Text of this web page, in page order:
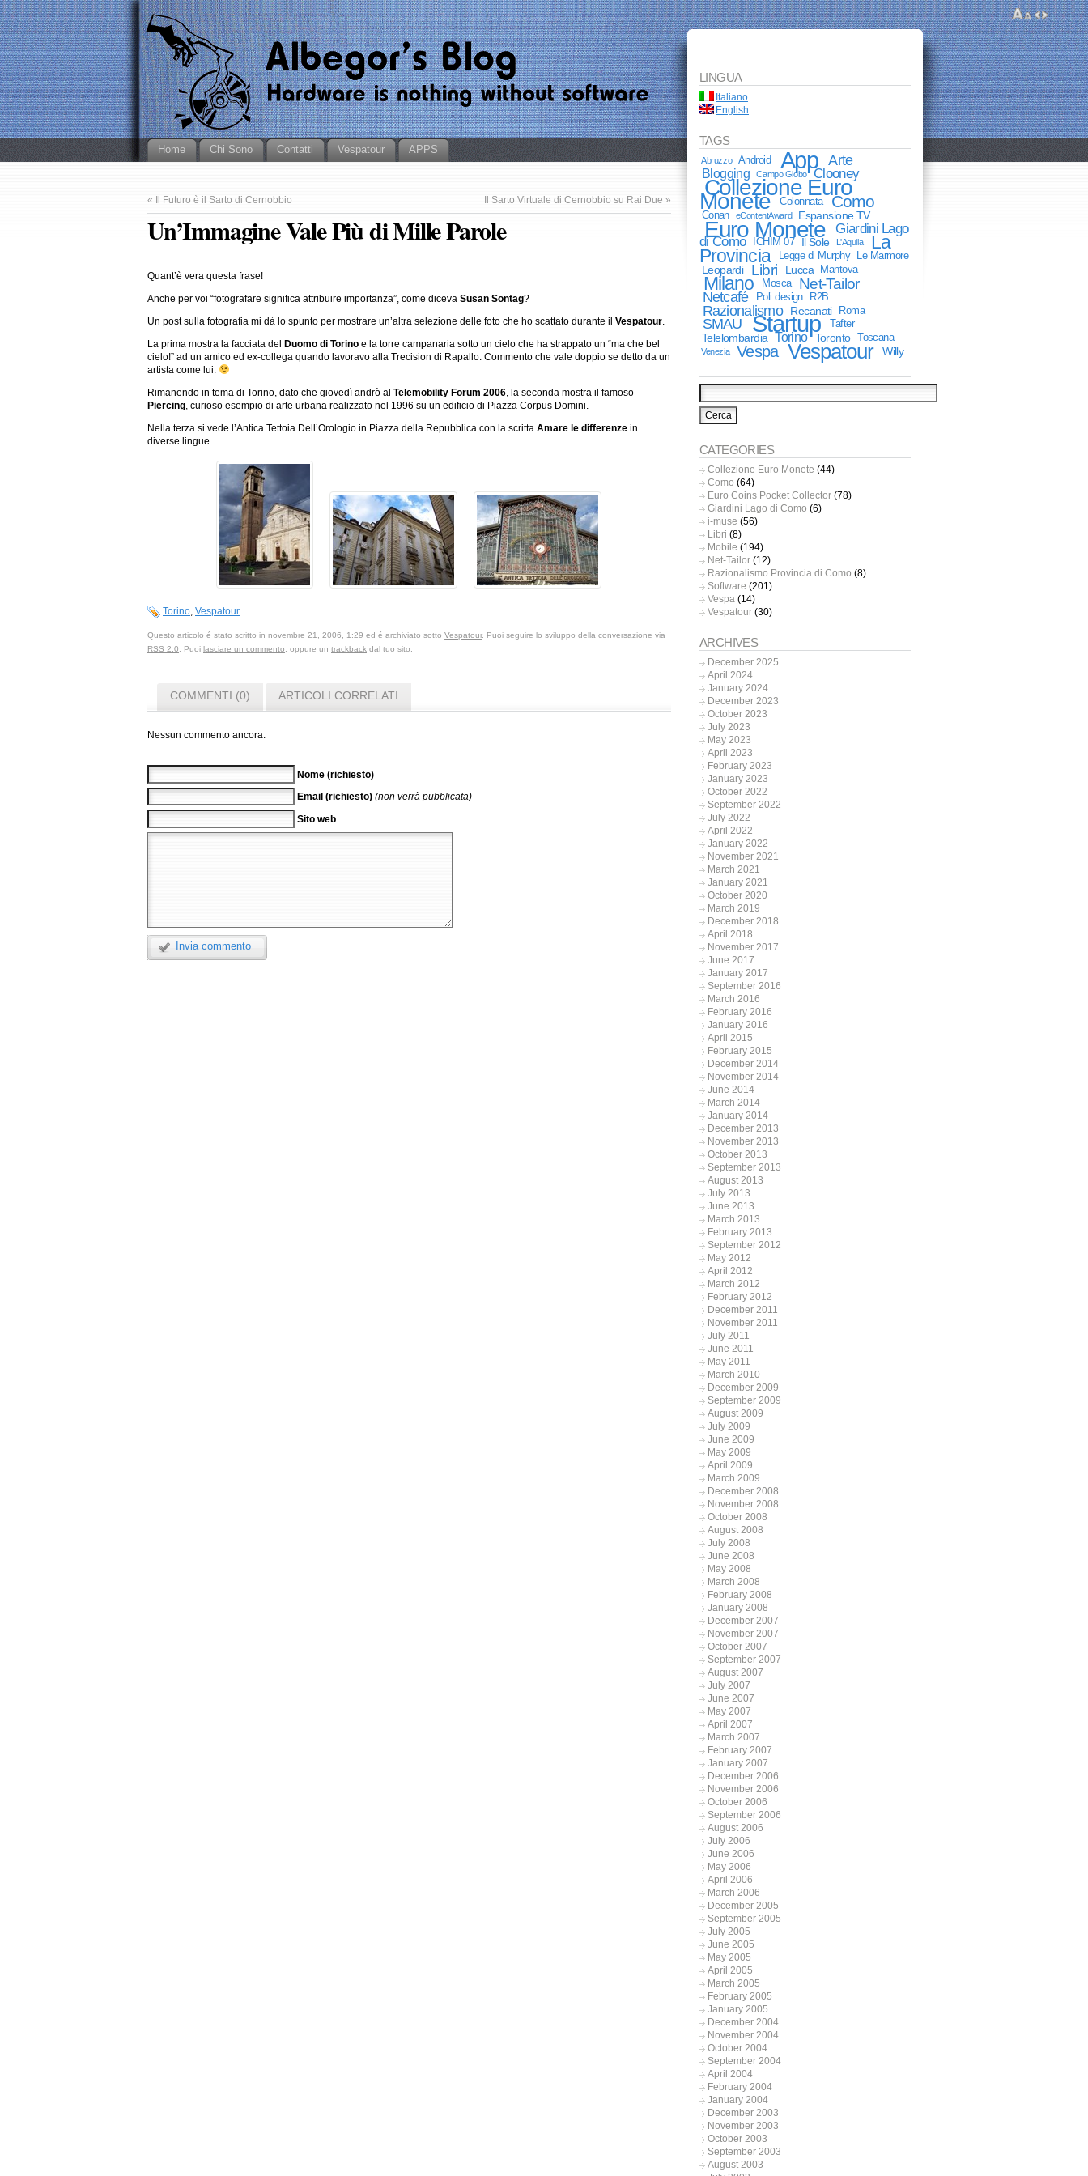
Home Chi Sono Contatti Vespatour APPS
« Il Futuro è il Sarto di Cernobbio Il Sarto Virtuale di Cernobbio su Rai Due »
Un’Immagine Vale Più di Mille Parole
Quant’è vera questa frase!
Anche per voi “fotografare significa attribuire importanza”, come diceva Susan Sontag?
Un post sulla fotografia mi dà lo spunto per mostrare un’altra selezione delle foto che ho scattato durante il Vespatour.
La prima mostra la facciata del
Duomo di Torino e la torre campanaria sotto un cielo che ha strappato un “ma che bel
cielo!” ad un amico ed ex-collega quando lavoravo alla Trecision di Rapallo. Commento che vale doppio se detto da un
artista come lui.
Rimanendo in tema di Torino, dato che giovedì andrò al Telemobility Forum 2006, la seconda mostra il famoso
Piercing, curioso esempio di arte urbana realizzato nel 1996 su un edificio di Piazza Corpus Domini.
Nella terza si vede l’Antica Tettoia Dell’Orologio in Piazza della Repubblica con la scritta Amare le differenze in
diverse lingue.
Torino, Vespatour
Questo articolo é stato scritto in novembre 21, 2006, 1:29 ed é archiviato sotto Vespatour. Puoi seguire lo sviluppo della conversazione via
RSS 2.0 . Puoi lasciare un commento , oppure un trackback dal tuo sito.
COMMENTI (0) ARTICOLI CORRELATI
Nessun commento ancora.
Nome (richiesto)
Email (richiesto) (non verrà pubblicata)
Sito web
Invia commento
LINGUA
Italiano
English
TAGS
Abruzzo Android App Arte
Blogging Campo Globo Clooney
Collezione Euro
Monete Colonnata Como
Conan eContentAward Espansione TV
Euro Monete
Giardini Lago
di Como
ICHIM 07 Il Sole L'Aquila La
Provincia Legge di Murphy Le Marmore
Leopardi Libri Lucca Mantova
Milano Mosca Net-Tailor
Netcafé Poli.design R2B
Razionalismo Recanati Roma
SMAU Startup Tafter
Telelombardia Torino Toronto Toscana
Venezia Vespa Vespatour Willy
CATEGORIES
Collezione Euro Monete (44)
Como (64)
Euro Coins Pocket Collector(78)
Giardini Lago di Como (6)
i-muse (56)
Libri (8)
Mobile (194)
Net-Tailor(12)
Razionalismo Provincia di Como (8)
Software (201)
Vespa(14)
Vespatour(30)
ARCHIVES
December 2025
April 2024
January 2024
December 2023
October 2023
July 2023
May 2023
April 2023
February 2023
January 2023
October 2022
September 2022
July 2022
April 2022
January 2022
November 2021
March 2021
January 2021
October 2020
March 2019
December 2018
April 2018
November 2017
June 2017
January 2017
September 2016
March 2016
February 2016
January 2016
April 2015
February 2015
December 2014
November 2014
June 2014
March 2014
January 2014
December 2013
November 2013
October 2013
September 2013
August 2013
July 2013
June 2013
March 2013
February 2013
September 2012
May 2012
April 2012
March 2012
February 2012
December 2011
November 2011
July 2011
June 2011
May 2011
March 2010
December 2009
September 2009
August 2009
July 2009
June 2009
May 2009
April 2009
March 2009
December 2008
November 2008
October 2008
August 2008
July 2008
June 2008
May 2008
March 2008
February 2008
January 2008
December 2007
November 2007
October 2007
September 2007
August 2007
July 2007
June 2007
May 2007
April 2007
March 2007
February 2007
January 2007
December 2006
November 2006
October 2006
September 2006
August 2006
July 2006
June 2006
May 2006
April 2006
March 2006
December 2005
September 2005
July 2005
June 2005
May 2005
April 2005
March 2005
February 2005
January 2005
December 2004
November 2004
October 2004
September 2004
April 2004
February 2004
January 2004
December 2003
November 2003
October 2003
September 2003
August 2003